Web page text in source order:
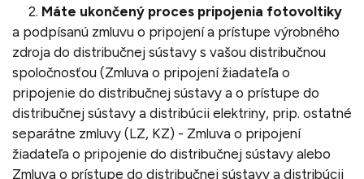
2. Máte ukončený proces pripojenia fotovoltiky
a podpísanú zmluvu o pripojení a prístupe výrobného
zdroja do distribučnej sústavy s vašou distribučnou
spoločnosťou (Zmluva o pripojení žiadateľa o
pripojenie do distribučnej sústavy a o prístupe do
distribučnej sústavy a distribúcii elektriny, prip. ostatné
separátne zmluvy (LZ, KZ) - Zmluva o pripojení
žiadateľa o pripojenie do distribučnej sústavy alebo
Zmluva o prístupe do distribučnej sústavy a distribúcii